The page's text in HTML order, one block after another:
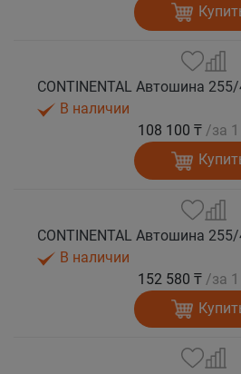
В наличии
108 100 ₸ /за
В наличии
152 580 ₸ /за